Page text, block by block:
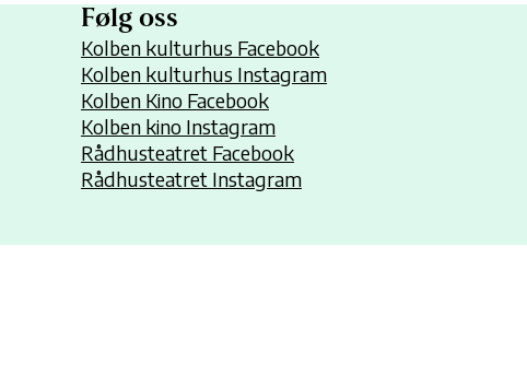
Følg oss
Kolben kulturhus Facebook
Kolben kulturhus Instagram
Kolben Kino Facebook
Kolben kino Instagram
Rådhusteatret Facebook
Rådhusteatret Instagram